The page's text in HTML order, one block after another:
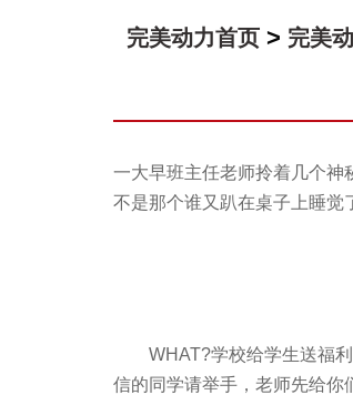
完美动力首页 > 完美
一大早班主任老师拎着几个神
不是那个谁又趴在桌子上睡觉
WHAT?学校给学生送福利?
信的同学请举手，老师先给你